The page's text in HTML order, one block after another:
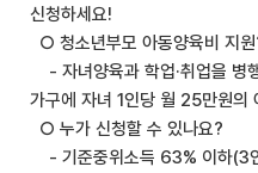
신청하세요!
○ 청소년부모 아동양육비 지
- 자녀양육과 학업·취업을 병
가구에 자녀 1인당 월 25만원의
○ 누가 신청할 수 있나요?
- 기준중위소득 63% 이하(3